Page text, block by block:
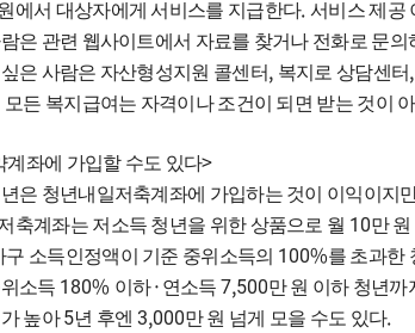
에서 대상자에게 서비스를 지급한다.서비스 제공
은 관련 웹사이트에서 자료를 찾거나 전화로 문의
은 사람은 자산형성지원 콜센터, 복지로 상담센터,
모든 복지급여는 자격이나 조건이 되면 받는 것이
계좌에 가입할 수도 있다>
은 청년내일저축계좌에 가입하는 것이 이익이지
축계좌는 저소득 청년을 위한 상품으로 월 10만
구 소득인정액이 기준 중위소득의 100%를 초과한
소득 180% 이하· 연소득 7,500만 원 이하 청년까
높아5년 후엔 3,000만 원 넘게 모을 수도 있다.